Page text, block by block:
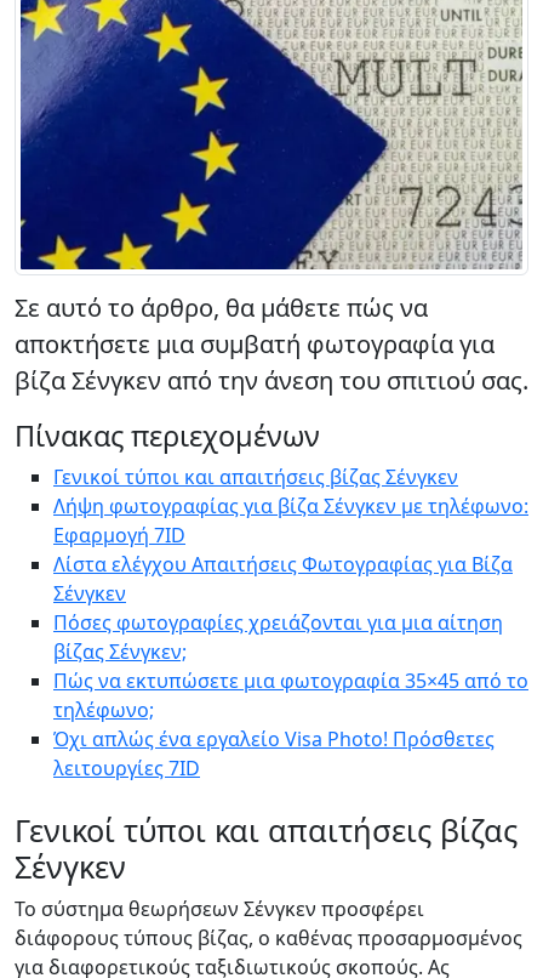
Σε αυτό το άρθρο, θα μάθετε πώς να
αποκτήσετε μια συμβατή φωτογραφία για
βίζα Σένγκεν από την άνεση του σπιτιού σας.
Πίνακας περιεχομένων
Γενικοί τύποι και απαιτήσεις βίζας Σένγκεν
Λήψη φωτογραφίας για βίζα Σένγκεν με τηλέφωνο:
Εφαρμογή 7ID
Λίστα ελέγχου Απαιτήσεις Φωτογραφίας για Βίζα
Σένγκεν
Πόσες φωτογραφίες χρειάζονται για μια αίτηση
βίζας Σένγκεν;
Πώς να εκτυπώσετε μια φωτογραφία 35×45 από το
τηλέφωνο;
Όχι απλώς ένα εργαλείο Visa Photo! Πρόσθετες
λειτουργίες 7ID
Γενικοί τύποι και απαιτήσεις βίζας
Σένγκεν
Το σύστημα θεωρήσεων Σένγκεν προσφέρει
διάφορους τύπους βίζας, ο καθένας προσαρμοσμένος
για διαφορετικούς ταξιδιωτικούς σκοπούς. Ας